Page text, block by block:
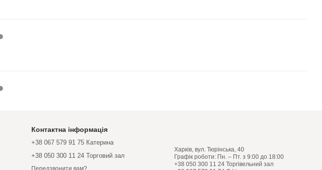
Контактна інформація
+38 067 579 91 75 Катерина
+38 050 300 11 24 Торговий зал
Харків, вул. Тюрінська, 40
Графік роботи: Пн. – Пт. з 9:00 до 18:00
+38 050 300 11 24 Торгівельний зал